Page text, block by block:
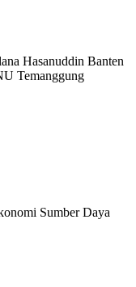
Hasanuddin Banten
Temanggung
Sumber Daya